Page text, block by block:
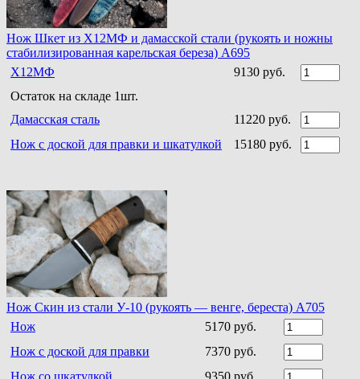
Нож Шкет из Х12МФ и дамасской стали (рукоять и ножны
стабилизированная карельская береза) A695
Х12МФ
9130 руб.
Остаток на складе 1шт.
Дамасская сталь
11220 руб.
Нож с доской для правки и шкатулкой
15180 руб.
Нож Скин из стали У-10 (рукоять — венге, береста) А705
Нож
5170 руб.
Нож с доской для правки
7370 руб.
Нож со шкатулкой
9350 руб.